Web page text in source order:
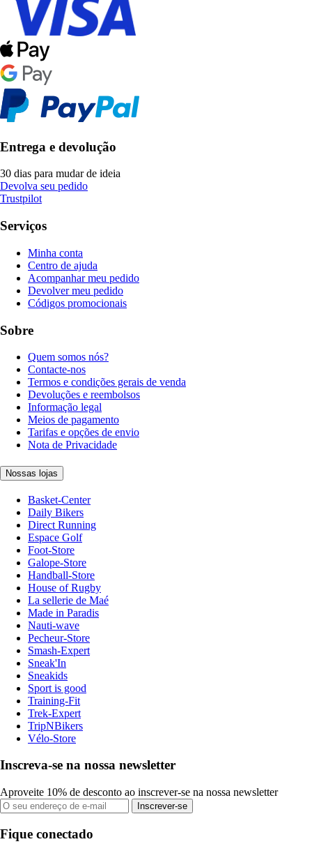
Entrega e devolução
30 dias para mudar de ideia
Devolva seu pedido
Trustpilot
Serviços
Minha conta
Centro de ajuda
Acompanhar meu pedido
Devolver meu pedido
Códigos promocionais
Sobre
Quem somos nós?
Contacte-nos
Termos e condições gerais de venda
Devoluções e reembolsos
Informação legal
Meios de pagamento
Tarifas e opções de envio
Nota de Privacidade
Nossas lojas
Basket-Center
Daily Bikers
Direct Running
Espace Golf
Foot-Store
Galope-Store
Handball-Store
House of Rugby
La sellerie de Maé
Made in Paradis
Nauti-wave
Pecheur-Store
Smash-Expert
Sneak'In
Sneakids
Sport is good
Training-Fit
Trek-Expert
TripNBikers
Vélo-Store
Inscreva-se na nossa newsletter
Aproveite 10% de desconto ao inscrever-se na nossa newsletter
Inscrever-se
Fique conectado